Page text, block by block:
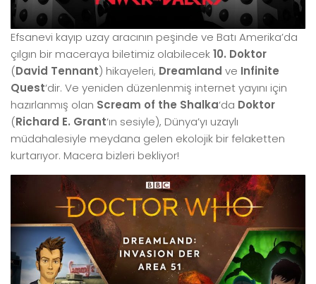
Efsanevi kayıp uzay aracının peşinde ve Batı Amerika’da
çılgın bir maceraya biletimiz olabilecek10. Doktor
(David Tennant) hikayeleri, Dreamland ve Infinite
Quest‘dir. Ve yeniden düzenlenmiş internet yayını için
hazırlanmış olan Scream of the Shalka‘da Doktor
(Richard E. Grant‘ın sesiyle), Dünya’yı uzaylı
müdahalesiyle meydana gelen ekolojik bir felaketten
kurtarıyor. Macera bizleri bekliyor!